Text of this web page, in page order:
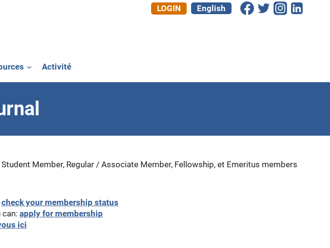
LOGIN English
Activité
Member, Regular / Associate Member, Fellowship, et Emeritus members
check your membership status
can: apply for membership
ici